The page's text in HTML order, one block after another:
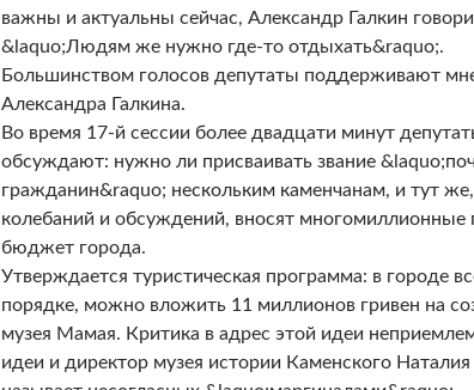
важны и актуальны сейчас, Александр Галкин
&laquo;Людям же нужно где-то отдыхать&raquo;.
Большинством голосов депутаты поддерживают
Александра Галкина.
Во время 17-й сессии более двадцати минут
обсуждают: нужно ли присваивать звание
гражданин&raquo; нескольким каменчанам, и тут
колебаний и обсуждений, вносят многомиллионные
бюджет города.
Утверждается туристическая программа: в городе
порядке, можно вложить 11 миллионов гривен на
музея Мамая. Критика в адрес этой идеи
идеи и директор музея истории Каменского Наталия